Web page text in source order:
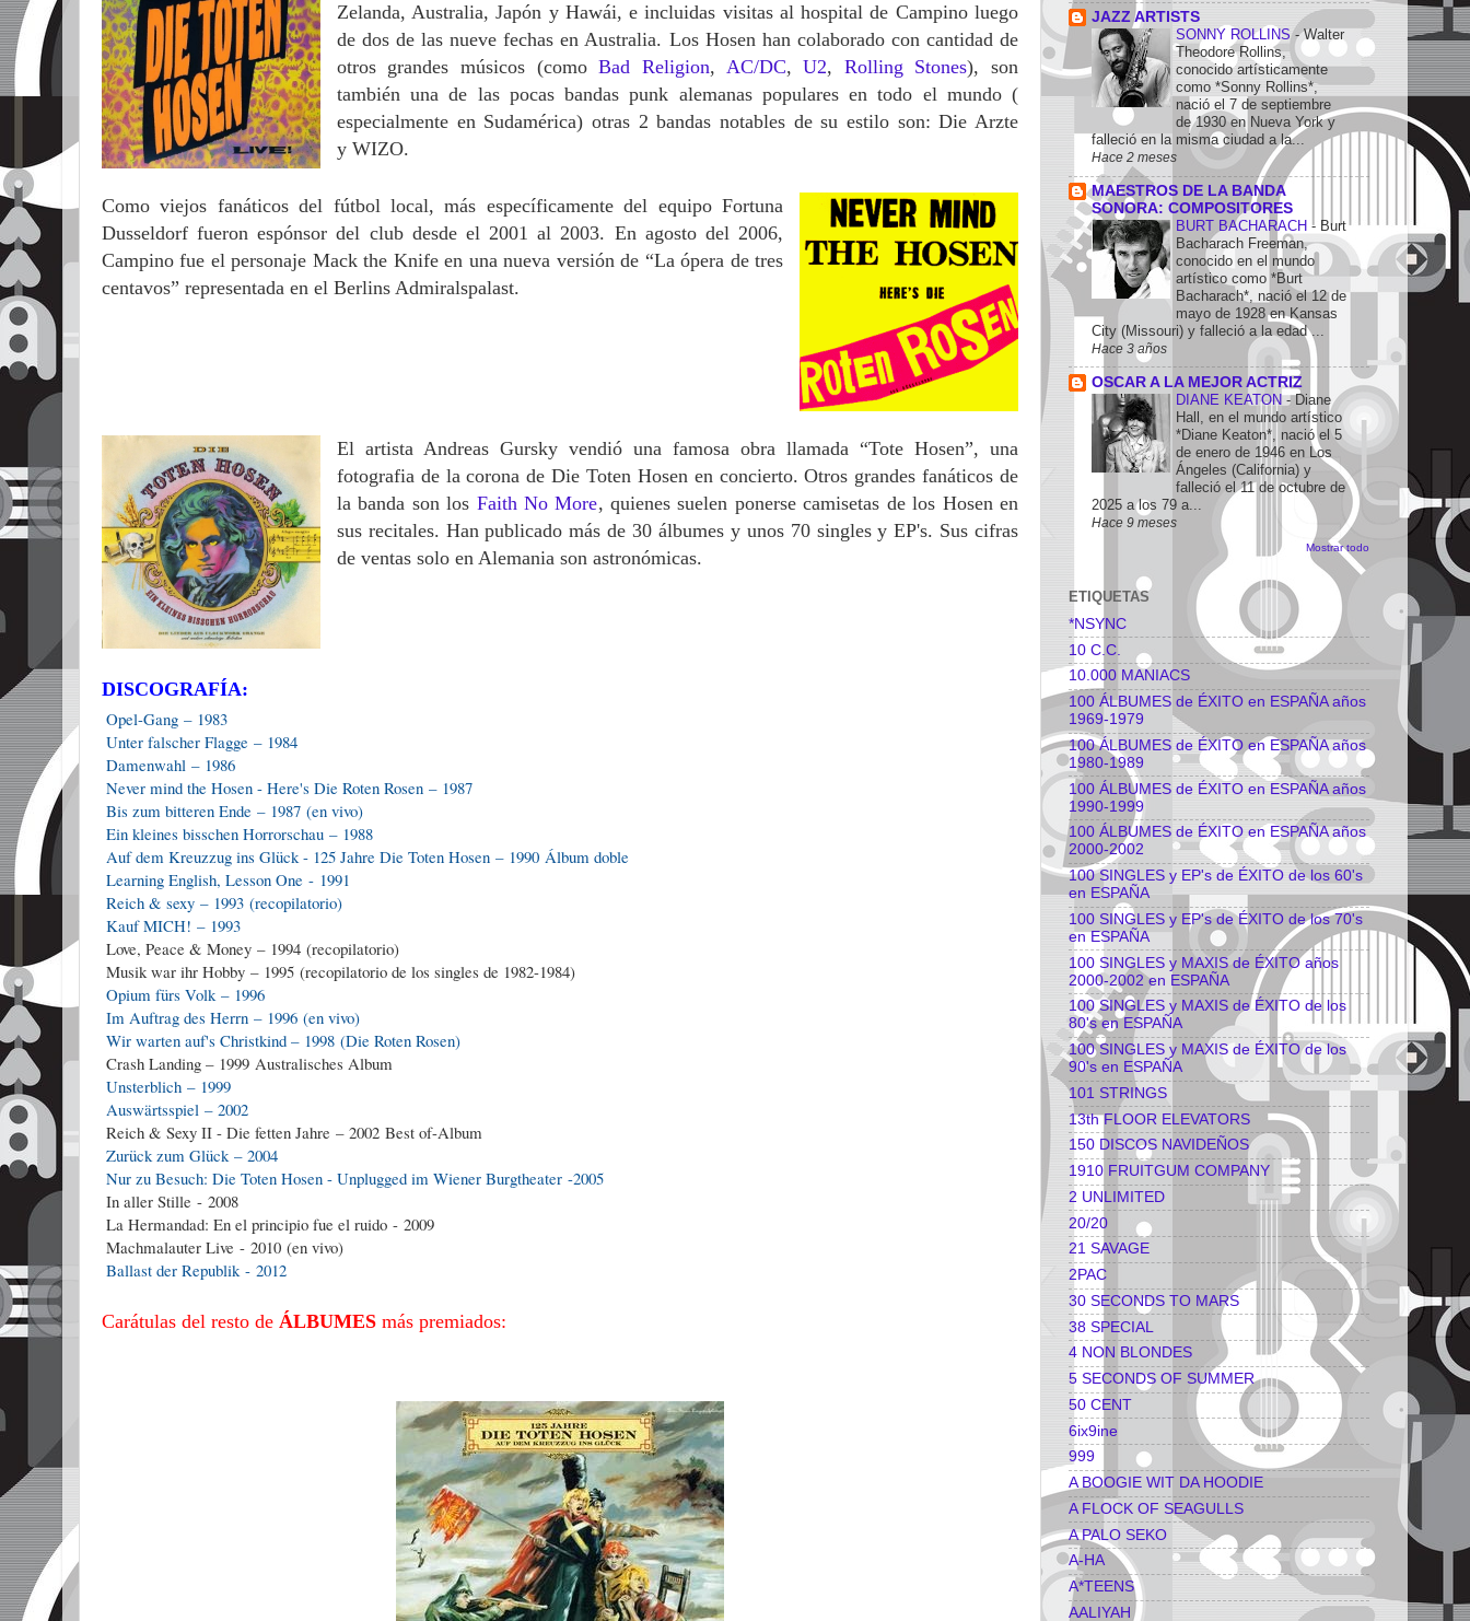
Zelanda, Australia, Japón y Hawái, e incluidas visitas al hospital de Campino luego
de dos de las nueve fechas en Australia. Los Hosen han colaborado con cantidad de
otros grandes músicos (comoBad Religion, AC/DC,U2, Rolling Stones), son
también una de las pocas bandas punk alemanas populares en todo el mundo (
especialmente en Sudamérica) otras 2 bandas notables de su estilo son: Die Arzte
y WIZO.
Como viejos fanáticos del fútbol local, más específicamente del equipo Fortuna
Dusseldorf fueron espónsor del club desde el 2001 al 2003. En agosto del 2006,
Campino fue el personaje Mack the Knife en una nueva versión de “La ópera de tres
centavos” representada en el Berlins Admiralspalast.
El artista Andreas Gursky vendió una famosa obra llamada “Tote Hosen”, una
fotografia de la corona de Die Toten Hosen en concierto. Otros grandes fanáticos de
la banda son los Faith No More, quienes suelen ponerse camisetas de los Hosen en
sus recitales. Han publicado más de 30 álbumes y unos 70 singles y EP's. Sus cifras
de ventas solo en Alemania son astronómicas.
DISCOGRAFÍA:
Opel-Gang – 1983
Unter falscher Flagge – 1984
Damenwahl – 1986
Never mind the Hosen - Here's Die Roten Rosen – 1987
Bis zum bitteren Ende – 1987 (en vivo)
Ein kleines bisschen Horrorschau – 1988
Auf dem Kreuzzug ins Glück - 125 Jahre Die Toten Hosen – 1990 Álbum doble
Learning English, Lesson One - 1991
Reich & sexy – 1993 (recopilatorio)
Kauf MICH! – 1993
Love, Peace & Money – 1994 (recopilatorio)
Musik war ihr Hobby – 1995 (recopilatorio de los singles de 1982-1984)
Opium fürs Volk – 1996
Im Auftrag des Herrn – 1996 (en vivo)
Wir warten auf's Christkind – 1998 (Die Roten Rosen)
Crash Landing – 1999 Australisches Album
Unsterblich – 1999
Auswärtsspiel – 2002
Reich & Sexy II - Die fetten Jahre – 2002 Best of-Album
Zurück zum Glück – 2004
Nur zu Besuch: Die Toten Hosen - Unplugged im Wiener Burgtheater -2005
In aller Stille - 2008
La Hermandad: En el principio fue el ruido - 2009
Machmalauter Live - 2010 (en vivo)
Ballast der Republik - 2012
Carátulas del resto de ÁLBUMES más premiados:
JAZZ ARTISTS
SONNY ROLLINS-Walter
Theodore Rollins,
conocido artísticamente
como *Sonny Rollins*,
nació el 7 de septiembre
de 1930 en Nueva York y
falleció en la misma ciudad a la...
Hace 2 meses
MAESTROS DE LA BANDA
SONORA: COMPOSITORES
BURT BACHARACH - Burt
Bacharach Freeman,
conocido en el mundo
artístico como *Burt
Bacharach*, nació el 12 de
mayo de 1928 en Kansas
City (Missouri) y falleció a la edad ...
Hace 3 años
OSCAR A LA MEJOR ACTRIZ
DIANE KEATON-Diane
Hall, en el mundo artístico
*Diane Keaton*, nació el 5
de enero de 1946 en Los
Ángeles (California) y
falleció el 11 de octubre de
2025 a los 79 a...
Hace 9 meses
Mostrar todo
ETIQUETAS
*NSYNC
10 C.C.
10.000 MANIACS
100 ÁLBUMES de ÉXITO en ESPAÑA años
1969-1979
100 ÁLBUMES de ÉXITO en ESPAÑA años
1980-1989
100 ÁLBUMES de ÉXITO en ESPAÑA años
1990-1999
100 ÁLBUMES de ÉXITO en ESPAÑA años
2000-2002
100 SINGLES y EP's de ÉXITO de los 60's
en ESPAÑA
100 SINGLES y EP's de ÉXITO de los 70's
en ESPAÑA
100 SINGLES y MAXIS de ÉXITO años
2000-2002 en ESPAÑA
100 SINGLES y MAXIS de ÉXITO de los
80's en ESPAÑA
100 SINGLES y MAXIS de ÉXITO de los
90's en ESPAÑA
101 STRINGS
13th FLOOR ELEVATORS
150 DISCOS NAVIDEÑOS
1910 FRUITGUM COMPANY
2 UNLIMITED
20/20
21 SAVAGE
2PAC
30 SECONDS TO MARS
38 SPECIAL
4 NON BLONDES
5 SECONDS OF SUMMER
50 CENT
6ix9ine
999
A BOOGIE WIT DA HOODIE
A FLOCK OF SEAGULLS
A PALO SEKO
A-HA
A*TEENS
AALIYAH